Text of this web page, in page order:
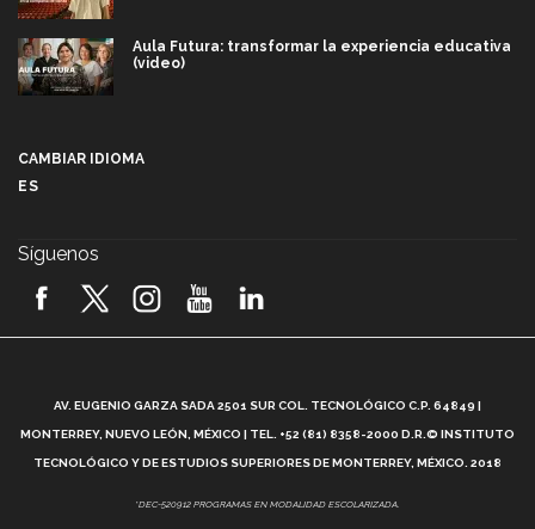
Aula Futura: transformar la experiencia educativa
(video)
2026! (video)
¿Cómo es el Modelo Educativo Tec? (video)
Vida Tec: Feminismo e Inteligencia Artificial, Paola
CAMBIAR IDIOMA
ES
Síguenos
AV. EUGENIO GARZA SADA 2501 SUR COL. TECNOLÓGICO C.P. 64849 |
MONTERREY, NUEVO LEÓN, MÉXICO | TEL. +52 (81) 8358-2000 D.R.© INSTITUTO
TECNOLÓGICO Y DE ESTUDIOS SUPERIORES DE MONTERREY, MÉXICO. 2018
*DEC-520912 PROGRAMAS EN MODALIDAD ESCOLARIZADA.